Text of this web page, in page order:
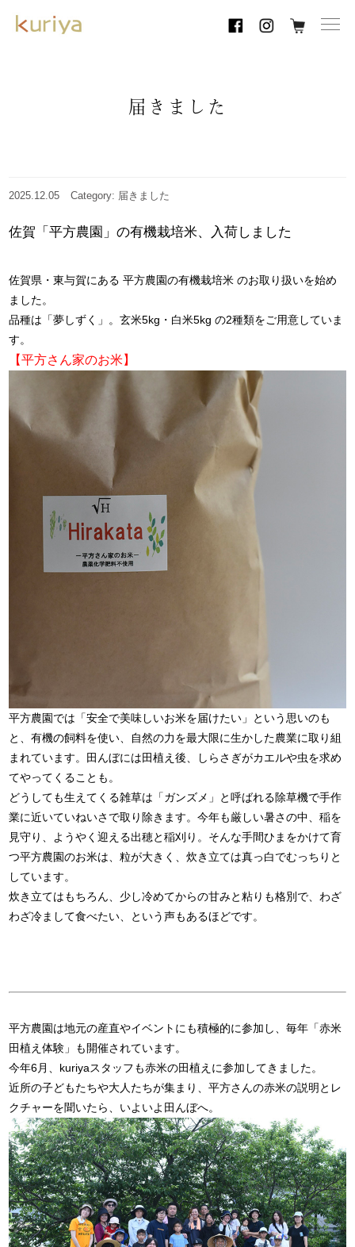
届きました
2025.12.05 Category: 届きました
佐賀「平方農園」の有機栽培米、入荷しました
佐賀県・東与賀にある 平方農園の有機栽培米 のお取り扱いを始め
ました。
品種は「夢しずく」。玄米5kg・白米5kg の2種類をご用意していま
す。
【平方さん家のお米】
平方農園では「安全で美味しいお米を届けたい」という思いのも
と、有機の飼料を使い、自然の力を最大限に生かした農業に取り組
まれています。田んぼには田植え後、しらさぎがカエルや虫を求め
てやってくることも。
どうしても生えてくる雑草は「ガンズメ」と呼ばれる除草機で手作
業に近いていねいさで取り除きます。今年も厳しい暑さの中、稲を
見守り、ようやく迎える出穂と稲刈り。そんな手間ひまをかけて育
つ平方農園のお米は、粒が大きく、炊き立ては真っ白でむっちりと
しています。
炊き立てはもちろん、少し冷めてからの甘みと粘りも格別で、わざ
わざ冷まして食べたい、という声もあるほどです。
平方農園は地元の産直やイベントにも積極的に参加し、毎年「赤米
田植え体験」も開催されています。
今年6月、kuriyaスタッフも赤米の田植えに参加してきました。
近所の子どもたちや大人たちが集まり、平方さんの赤米の説明とレ
クチャーを聞いたら、いよいよ田んぼへ。